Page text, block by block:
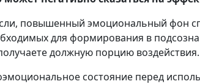
повышенный эмоциональный фон
для формирования в
должную порцию воздействия.
состояние перед